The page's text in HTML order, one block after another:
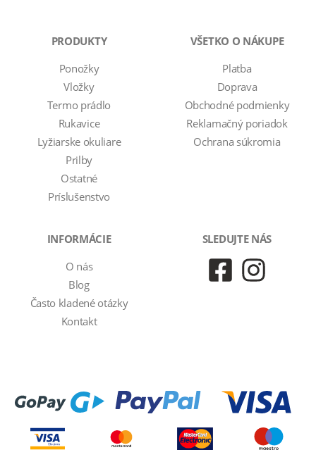
PRODUKTY
Ponožky
Vložky
Termo prádlo
Rukavice
Lyžiarske okuliare
Prilby
Ostatné
Príslušenstvo
VŠETKO O NÁKUPE
Platba
Doprava
Obchodné podmienky
Reklamačný poriadok
Ochrana súkromia
INFORMÁCIE
O nás
Blog
Často kladené otázky
Kontakt
SLEDUJTE NÁS